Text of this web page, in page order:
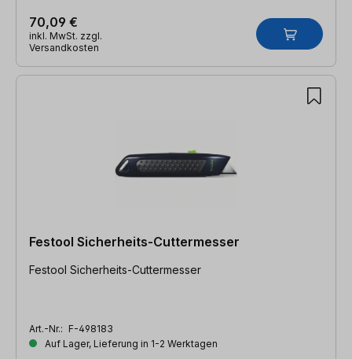
70,09 €
inkl. MwSt. zzgl.
Versandkosten
Festool Sicherheits-Cuttermesser
Festool Sicherheits-Cuttermesser
Art.-Nr.: F-498183
Auf Lager, Lieferung in 1-2 Werktagen